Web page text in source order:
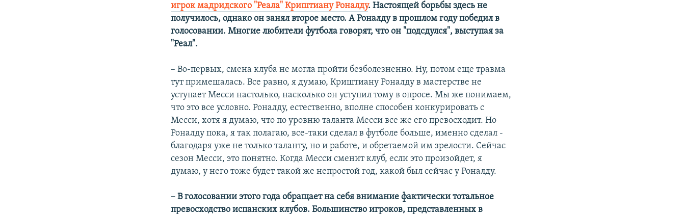
игрок мадридского "Реала" Криштиану Роналду. Настоящей борьбы здесь не
получилось, однако он занял второе место. А Роналду в прошлом году победил в
голосовании. Многие любители футбола говорят, что он "подсдулся", выступая за
"Реал".
– Во-первых, смена клуба не могла пройти безболезненно. Ну, потом еще травма
тут примешалась. Все равно, я думаю, Криштиану Роналду в мастерстве не
уступает Месси настолько, насколько он уступил тому в опросе. Мы же понимаем,
что это все условно. Роналду, естественно, вполне способен конкурировать с
Месси, хотя я думаю, что по уровню таланта Месси все же его превосходит. Но
Роналду пока, я так полагаю, все-таки сделал в футболе больше, именно сделал -
благодаря уже не только таланту, но и работе, и обретаемой им зрелости. Сейчас
сезон Месси, это понятно. Когда Месси сменит клуб, если это произойдет, я
думаю, у него тоже будет такой же непростой год, какой был сейчас у Роналду.
– В голосовании этого года обращает на себя внимание фактически тотальное
превосходство испанских клубов. Большинство игроков, представленных в